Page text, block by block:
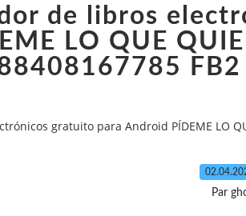
de libros
LO QUE
FB2
gratuito para Android PÍDEME LO
Par